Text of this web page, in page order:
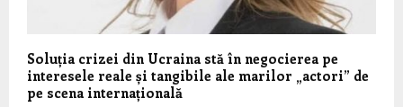
Soluția crizei din Ucraina stă în negocierea pe
interesele reale și tangibile ale marilor „actori” de
pe scena internațională